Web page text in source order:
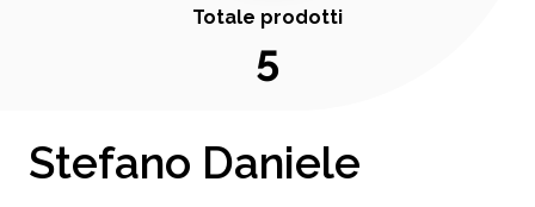
Totale prodotti
5
Stefano Daniele